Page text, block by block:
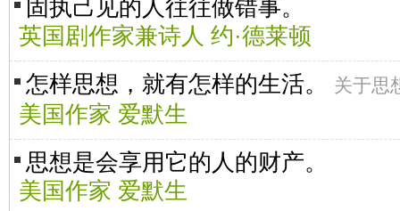
固执己见的人往往做错事。
英国剧作家兼诗人 约·德莱顿
怎样思想，就有怎样的生活。
关于思
美国作家 爱默生
思想是会享用它的人的财产。
美国作家 爱默生